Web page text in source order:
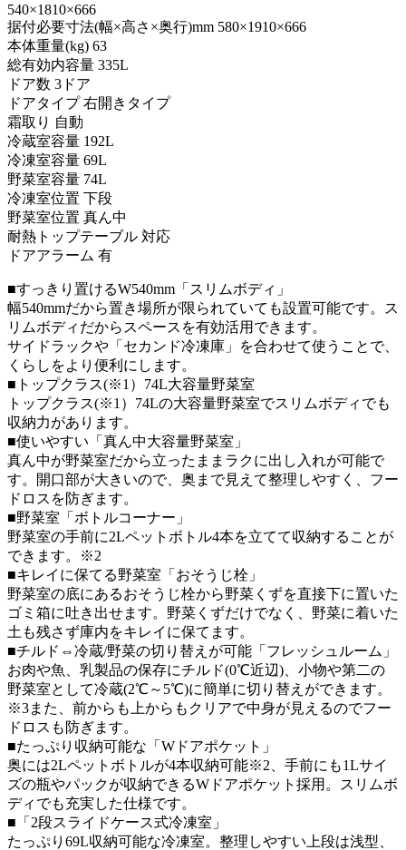
540×1810×666
据付必要寸法(幅×高さ×奥行)mm 580×1910×666
本体重量(kg) 63
総有効内容量 335L
ドア数 3ドア
ドアタイプ 右開きタイプ
霜取り 自動
冷蔵室容量 192L
冷凍室容量 69L
野菜室容量 74L
冷凍室位置 下段
野菜室位置 真ん中
耐熱トップテーブル 対応
ドアアラーム 有
■すっきり置けるW540mm「スリムボディ」
幅540mmだから置き場所が限られていても設置可能です。ス
リムボディだからスペースを有効活用できます。
サイドラックや「セカンド冷凍庫」を合わせて使うことで、
くらしをより便利にします。
■トップクラス(※1）74L大容量野菜室
トップクラス(※1）74Lの大容量野菜室でスリムボディでも
収納力があります。
■使いやすい「真ん中大容量野菜室」
真ん中が野菜室だから立ったままラクに出し入れが可能で
す。開口部が大きいので、奥まで見えて整理しやすく、フー
ドロスを防ぎます。
■野菜室「ボトルコーナー」
野菜室の手前に2Lペットボトル4本を立てて収納することが
できます。※2
■キレイに保てる野菜室「おそうじ栓」
野菜室の底にあるおそうじ栓から野菜くずを直接下に置いた
ゴミ箱に吐き出せます。野菜くずだけでなく、野菜に着いた
土も残さず庫内をキレイに保てます。
■チルド⇔冷蔵/野菜の切り替えが可能「フレッシュルーム」
お肉や魚、乳製品の保存にチルド(0℃近辺)、小物や第二の
野菜室として冷蔵(2℃～5℃)に簡単に切り替えができます。
※3また、前からも上からもクリアで中身が見えるのでフー
ドロスも防ぎます。
■たっぷり収納可能な「Wドアポケット」
奥には2Lペットボトルが4本収納可能※2、手前にも1Lサイ
ズの瓶やパックが収納できるWドアポケット採用。スリムボ
ディでも充実した仕様です。
■「2段スライドケース式冷凍室」
たっぷり69L収納可能な冷凍室。整理しやすい上段は浅型、